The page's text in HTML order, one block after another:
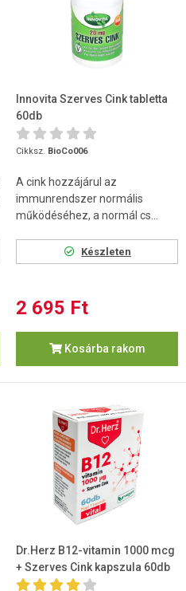
Innovita Szerves Cink tabletta
60db
Cikksz. BioCo006
A cink hozzájárul az
immunrendszer normális
működéséhez, a normál cs...
Készleten
2 695 Ft
Kosárba rakom
Dr.Herz B12-vitamin 1000 mcg
+ Szerves Cink kapszula 60db